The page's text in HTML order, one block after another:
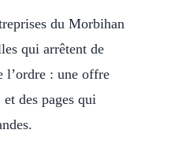
du Morbihan
qui arrêtent de
l’ordre : une offre
des pages qui